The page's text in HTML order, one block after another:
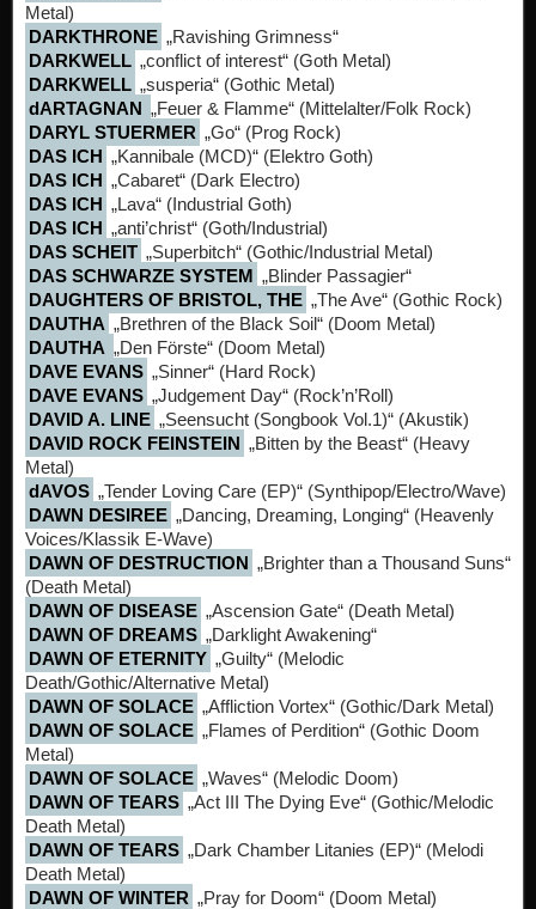
Metal)
DARKTHRONE „Ravishing Grimness“
DARKWELL „conflict of interest“ (Goth Metal)
DARKWELL „susperia“ (Gothic Metal)
dARTAGNAN „Feuer & Flamme“ (Mittelalter/Folk Rock)
DARYL STUERMER „Go“ (Prog Rock)
DAS ICH „Kannibale (MCD)“ (Elektro Goth)
DAS ICH „Cabaret“ (Dark Electro)
DAS ICH „Lava“ (Industrial Goth)
DAS ICH „anti’christ“ (Goth/Industrial)
DAS SCHEIT „Superbitch“ (Gothic/Industrial Metal)
DAS SCHWARZE SYSTEM „Blinder Passagier“
DAUGHTERS OF BRISTOL, THE „The Ave“ (Gothic Rock)
DAUTHA „Brethren of the Black Soil“ (Doom Metal)
DAUTHA „Den Förste“ (Doom Metal)
DAVE EVANS „Sinner“ (Hard Rock)
DAVE EVANS „Judgement Day“ (Rock’n’Roll)
DAVID A. LINE „Seensucht (Songbook Vol.1)“ (Akustik)
DAVID ROCK FEINSTEIN „Bitten by the Beast“ (Heavy
Metal)
dAVOS „Tender Loving Care (EP)“ (Synthipop/Electro/Wave)
DAWN DESIREE „Dancing, Dreaming, Longing“ (Heavenly
Voices/Klassik E-Wave)
DAWN OF DESTRUCTION „Brighter than a Thousand Suns“
(Death Metal)
DAWN OF DISEASE „Ascension Gate“ (Death Metal)
DAWN OF DREAMS „Darklight Awakening“
DAWN OF ETERNITY „Guilty“ (Melodic
Death/Gothic/Alternative Metal)
DAWN OF SOLACE „Affliction Vortex“ (Gothic/Dark Metal)
DAWN OF SOLACE „Flames of Perdition“ (Gothic Doom
Metal)
DAWN OF SOLACE „Waves“ (Melodic Doom)
DAWN OF TEARS „Act III The Dying Eve“ (Gothic/Melodic
Death Metal)
DAWN OF TEARS „Dark Chamber Litanies (EP)“ (Melodi
Death Metal)
DAWN OF WINTER „Pray for Doom“ (Doom Metal)